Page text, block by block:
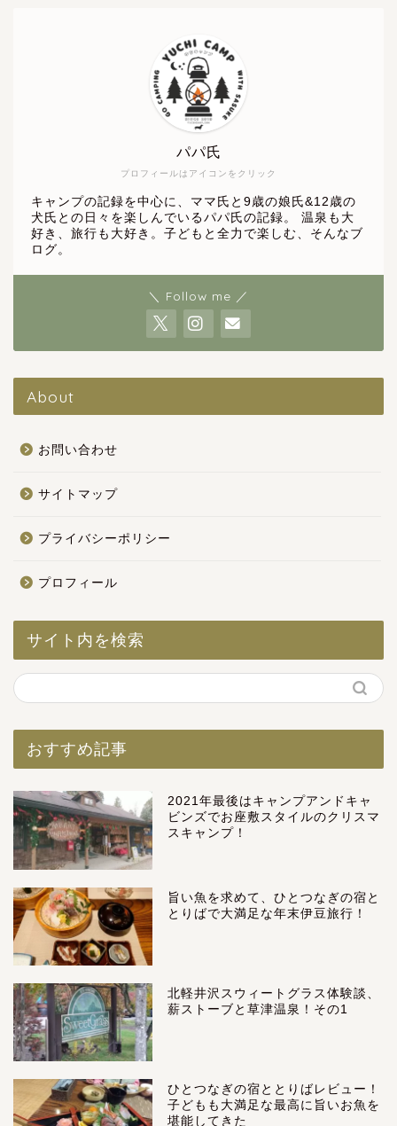
プロフィールはアイコンをクリック
パパ氏
キャンプの記録を中心に、ママ氏と9歳の娘氏&12歳の
犬氏との日々を楽しんでいるパパ氏の記録。 温泉も大
好き、旅行も大好き。子どもと全力で楽しむ、そんなブ
ログ。
＼ Follow me ／
About
お問い合わせ
サイトマップ
プライバシーポリシー
プロフィール
サイト内を検索
おすすめ記事
2021年最後はキャンプアンドキャ
ビンズでお座敷スタイルのクリスマ
スキャンプ！
旨い魚を求めて、ひとつなぎの宿と
とりばで大満足な年末伊豆旅行！
北軽井沢スウィートグラス体験談、
薪ストーブと草津温泉！その1
ひとつなぎの宿ととりばレビュー！
子どもも大満足な最高に旨いお魚を
堪能してきた